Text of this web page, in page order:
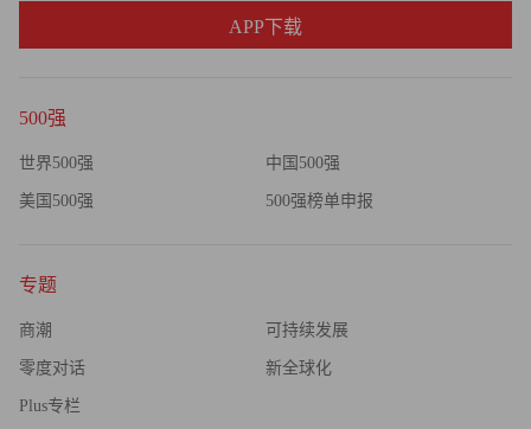
500强
世界500强 中国500强
美国500强 500强榜单申报
专题
商潮 可持续发展
零度对话 新全球化
Plus专栏
APP下载